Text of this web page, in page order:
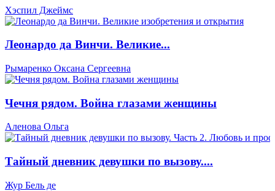
Хэспил Джеймс
Леонардо да Винчи. Великие...
Рымаренко Оксана Сергеевна
Чечня рядом. Война глазами женщины
Аленова Ольга
Тайный дневник девушки по вызову....
Жур Бель де